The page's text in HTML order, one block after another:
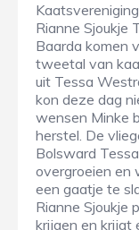
Rianne Sjoukje
Baarda komen
tweetal van
uit Tessa
kon deze dag
wensen Minke
herstel. De
Bolsward
overgroeien en
een gaatje te
Rianne Sjoukje
krijgen en krijgt